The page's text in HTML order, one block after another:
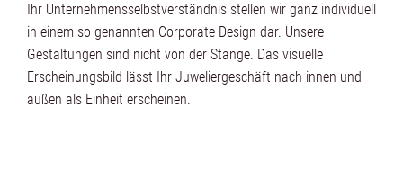
Ihr Unternehmensselbstverständnis stellen wir ganz individuell
in einem so genannten Corporate Design dar. Unsere
Gestaltungen sind nicht von der Stange. Das visuelle
Erscheinungsbild lässt Ihr Juweliergeschäft nach innen und
außen als Einheit erscheinen.